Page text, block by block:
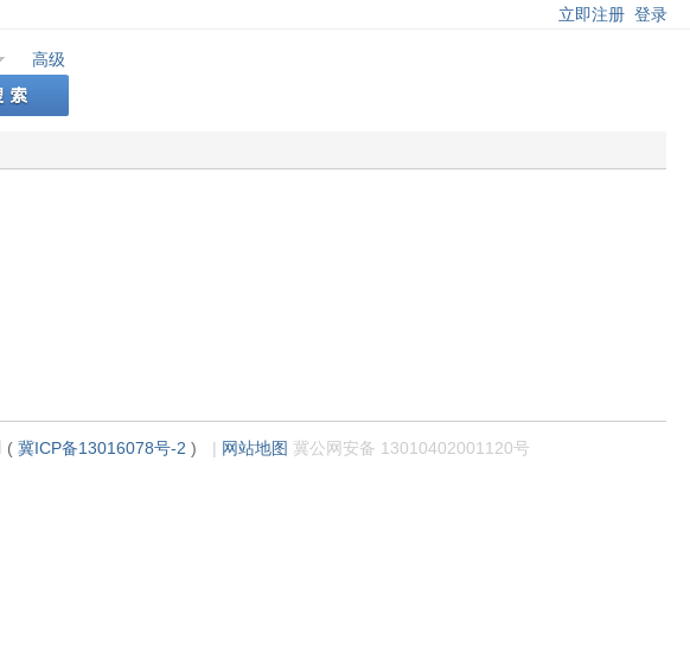
立即注册 登录
高级
( 冀ICP备13016078号-2 ) | 网站地图 冀公网安备 13010402001120号